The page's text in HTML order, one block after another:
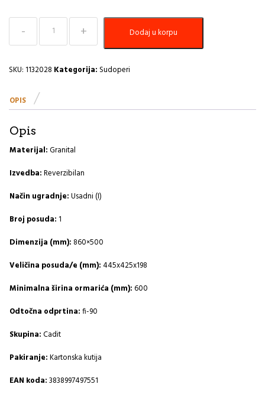
Sudoper
860x500
Cadit
G22-
A
Dodaj u korpu
SKU: 1132028 Kategorija: Sudoperi
OPIS
Opis
Materijal:Granital
Izvedba:Reverzibilan
Način ugradnje:Usadni (I)
Broj posuda: 1
Dimenzija (mm): 860×500
Veličina posuda/e (mm):445x425x198
Minimalna širina ormarića (mm):600
Odtočna odprtina:fi-90
Skupina:Cadit
Pakiranje:Kartonska kutija
EAN koda:3838997497551